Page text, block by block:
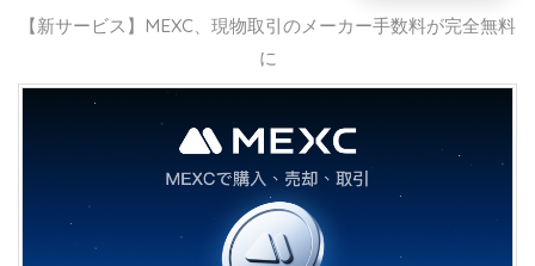
【新サービス】MEXC、現物取引のメーカー手数料が完全無料
に